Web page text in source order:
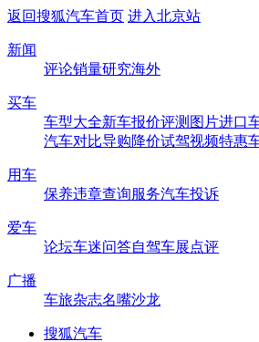
返回搜狐汽车首页 进入北京站
新闻
评论销量研究海外
买车
车型大全新车报价评测 图片进口
汽车对比导购降价试驾视频特惠
用车
保养违章查询服务汽车投诉
爱车
论坛车迷问答自驾车展点评
广播
车旅杂志名嘴沙龙
搜狐汽车